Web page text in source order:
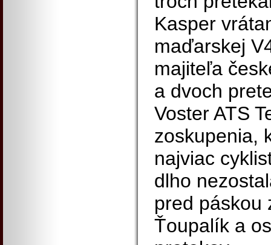
Kasper
maďarskej
majiteľa
a dvoch
Voster ATS
zoskupenia,
najviac
dlho
pred páskou
Ťoupalík a